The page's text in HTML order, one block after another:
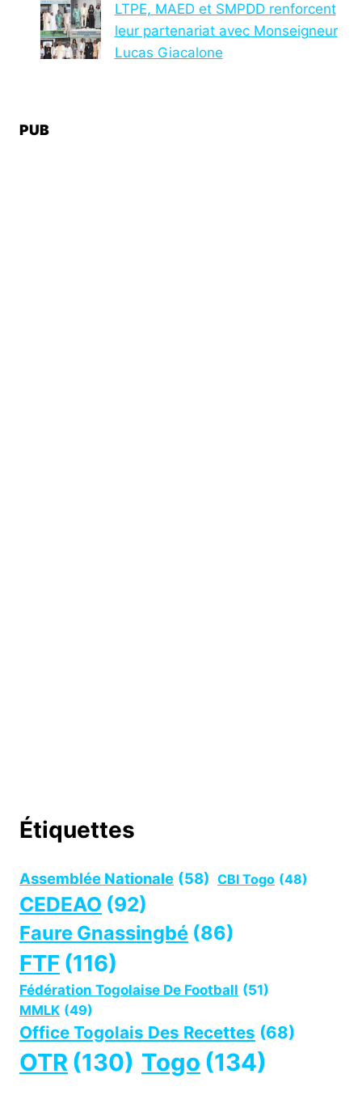
LTPE, MAED et SMPDD renforcent
leur partenariat avec Monseigneur
Lucas Giacalone
PUB
Étiquettes
Assemblée Nationale (58) CBI Togo (48)
CEDEAO (92)
Faure Gnassingbé (86)
FTF (116)
Fédération Togolaise De Football (51)
MMLK (49)
Office Togolais Des Recettes (68)
OTR (130) Togo (134)